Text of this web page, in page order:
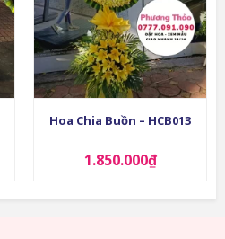
Hoa Chia Buồn – HCB013
1.850.000₫